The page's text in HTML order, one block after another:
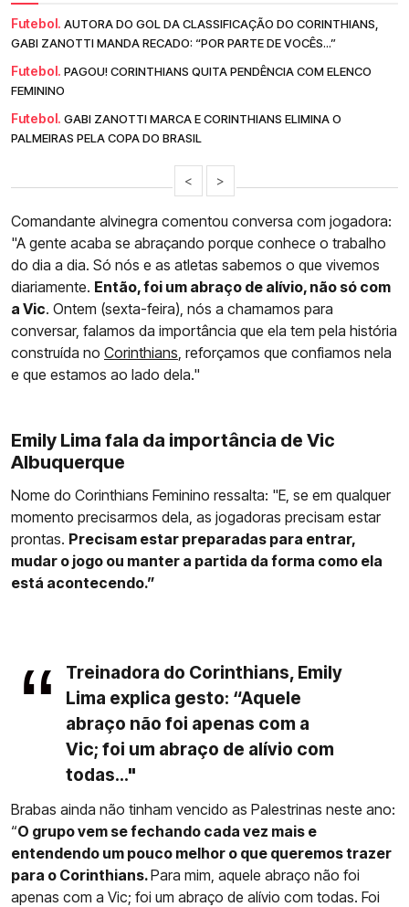
Futebol. AUTORA DO GOL DA CLASSIFICAÇÃO DO CORINTHIANS,
GABI ZANOTTI MANDA RECADO: “POR PARTE DE VOCÊS...”
Futebol. PAGOU! CORINTHIANS QUITA PENDÊNCIA COM ELENCO
FEMININO
Futebol. GABI ZANOTTI MARCA E CORINTHIANS ELIMINA O
PALMEIRAS PELA COPA DO BRASIL
< >
Comandante alvinegra comentou conversa com jogadora:
"A gente acaba se abraçando porque conhece o trabalho
do dia a dia. Só nós e as atletas sabemos o que vivemos
diariamente. Então, foi um abraço de alívio, não só com
a Vic. Ontem (sexta-feira), nós a chamamos para
conversar, falamos da importância que ela tem pela história
construída no Corinthians , reforçamos que confiamos nela
e que estamos ao lado dela."
Emily Lima fala da importância de Vic
Albuquerque
Nome do Corinthians Feminino ressalta: "E, se em qualquer
momento precisarmos dela, as jogadoras precisam estar
prontas. Precisam estar preparadas para entrar,
mudar o jogo ou manter a partida da forma como ela
está acontecendo.”
Treinadora do Corinthians, Emily
Lima explica gesto: “Aquele
abraço não foi apenas com a
Vic; foi um abraço de alívio com
todas..."
Brabas ainda não tinham vencido as Palestrinas neste ano:
“O grupo vem se fechando cada vez mais e
entendendo um pouco melhor o que queremos trazer
para o Corinthians.Para mim, aquele abraço não foi
apenas com a Vic; foi um abraço de alívio com todas. Foi